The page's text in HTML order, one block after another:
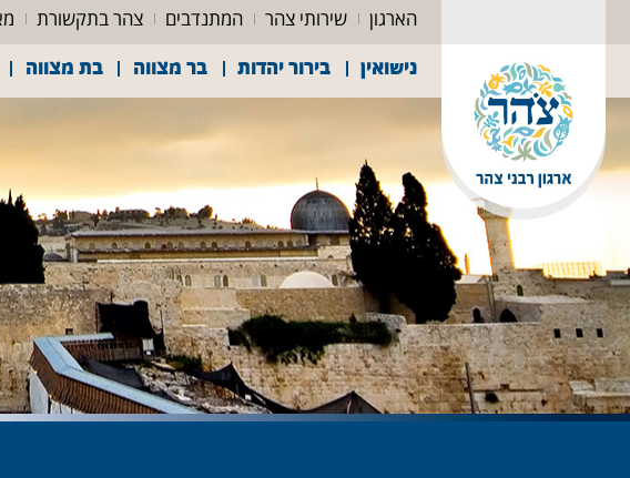
הארגון שירותי צהר המתנדבים צהר בתקשורת
נישואין
בירור יהדות בר מצווה בת מצווה